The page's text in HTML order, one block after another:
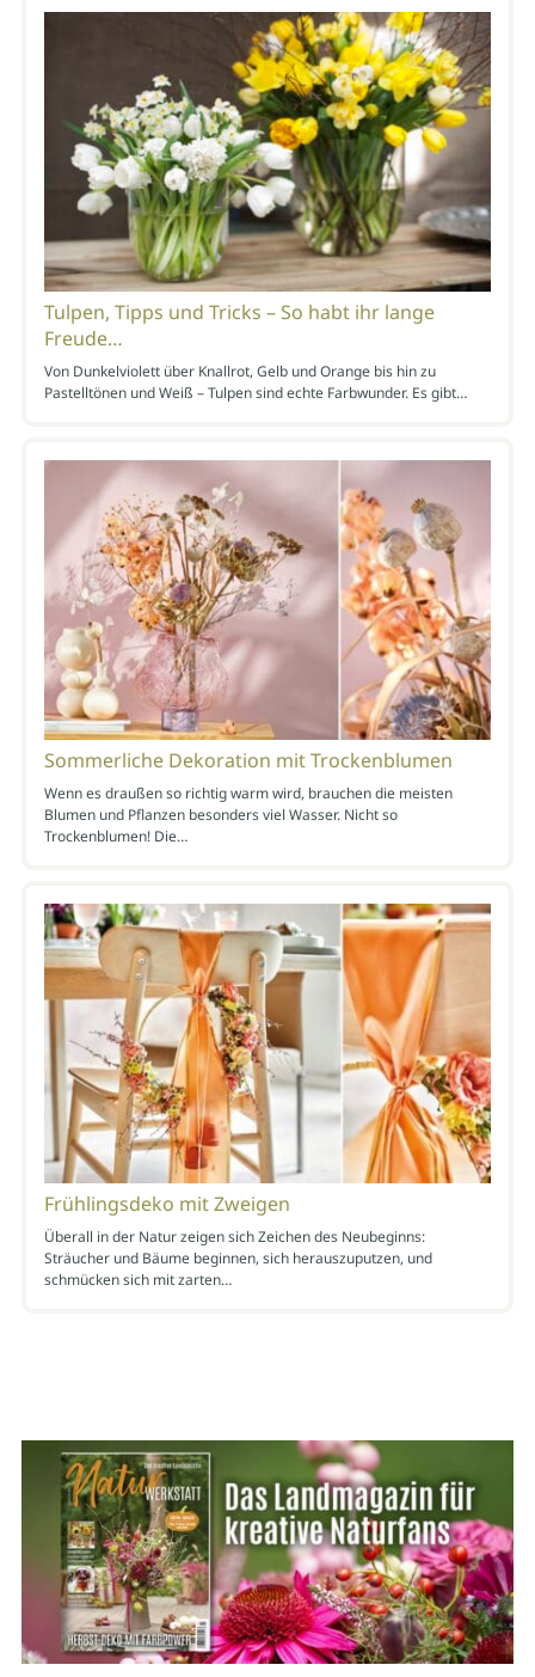
Tulpen, Tipps und Tricks – So habt ihr lange
Freude…
Von Dunkelviolett über Knallrot, Gelb und Orange bis hin zu
Pastelltönen und Weiß – Tulpen sind echte Farbwunder. Es gibt…
Sommerliche Dekoration mit Trockenblumen
Wenn es draußen so richtig warm wird, brauchen die meisten
Blumen und Pflanzen besonders viel Wasser. Nicht so
Trockenblumen! Die…
Frühlingsdeko mit Zweigen
Überall in der Natur zeigen sich Zeichen des Neubeginns:
Sträucher und Bäume beginnen, sich herauszuputzen, und
schmücken sich mit zarten…